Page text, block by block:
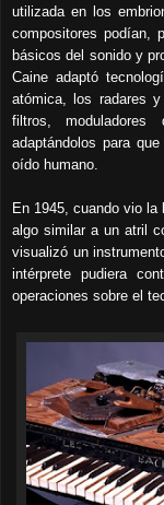
utilizada en los
compositores podían,
básicos del sonido y
Caine adaptó
atómica, los radares
filtros,
adaptándolos para
oído humano.
En 1945, cuando vio la
algo similar a un atril
visualizó un
intérprete pudiera
operaciones sobre el